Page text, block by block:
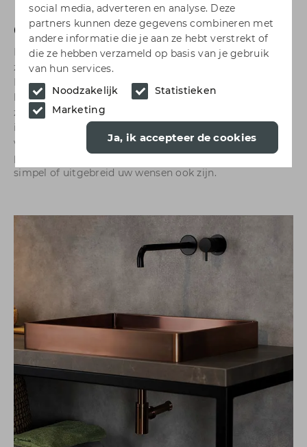
social media, adverteren en analyse. Deze
partners kunnen deze gegevens combineren met
andere informatie die je aan ze hebt verstrekt of
die ze hebben verzameld op basis van je gebruik
van hun services.
Noodzakelijk
Statistieken
Marketing
Ja, ik accepteer de cookies
Over Bad & Body
Bad & Body is een samenwerkingsverband van
zelfstandige, onafhankelijke winkels, verspreid over heel
Nederland. Zo is er ook een Bad & Body
badkamerspecialist bij ú in de buurt. Onze vakmensen
zijn gespecialiseerd in het ontwerpen én volledig
installeren van badkamers. Wij vertalen uw eisen en
wensen in een persoonlijke badkamer die écht bij u
past; zowel qua beschikbare ruimte als budget. Hoe
simpel of uitgebreid uw wensen ook zijn.